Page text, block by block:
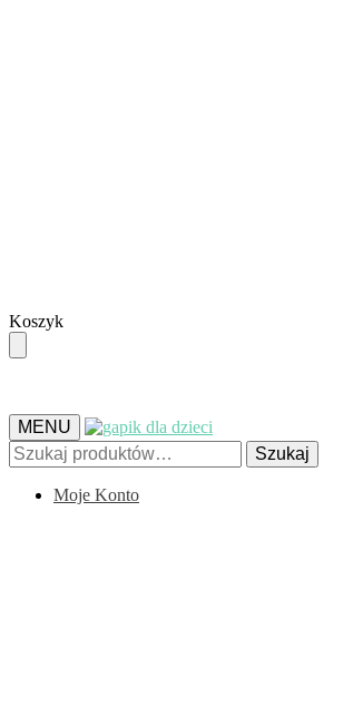
Skip
to
navigation
Skip
to
content
Koszyk
MENU
Szukaj:
Szukaj
Moje Konto